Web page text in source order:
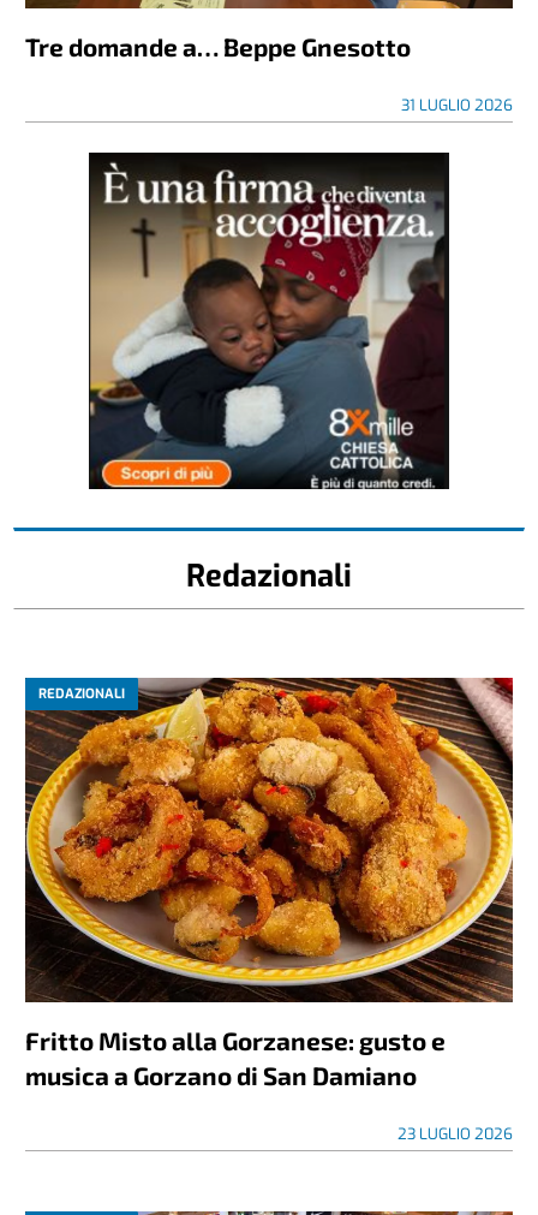
Tre domande a… Beppe Gnesotto
31 LUGLIO 2026
Redazionali
REDAZIONALI
Fritto Misto alla Gorzanese: gusto e
musica a Gorzano di San Damiano
23 LUGLIO 2026